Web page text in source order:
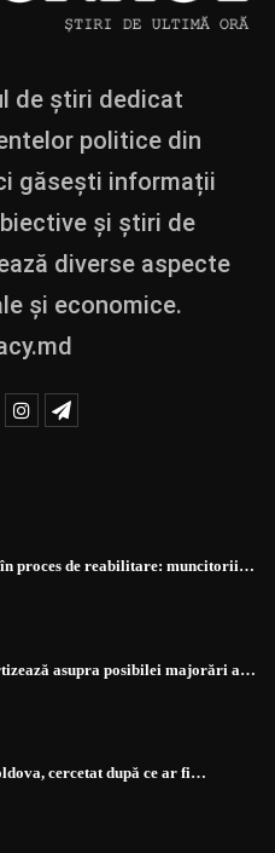
de știri dedicat
politice din
găsești informații
și știri de
diverse aspecte
și economice.
în proces de reabilitare: muncitorii…
asupra posibilei majorări a…
cercetat după ce ar fi…